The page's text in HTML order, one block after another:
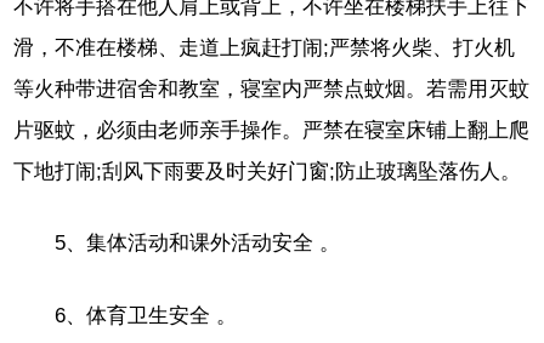
不许将手搭在他人肩上或背上，不许坐在楼梯扶手上往下
滑，不准在楼梯、走道上疯赶打闹;严禁将火柴、打火机
等火种带进宿舍和教室，寝室内严禁点蚊烟。若需用灭蚊
片驱蚊，必须由老师亲手操作。严禁在寝室床铺上翻上爬
下地打闹;刮风下雨要及时关好门窗;防止玻璃坠落伤人。
5、集体活动和课外活动安全 。
6、体育卫生安全 。